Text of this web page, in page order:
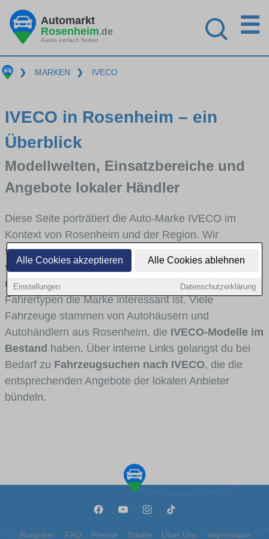
Alle Cookies akzeptieren Alle Cookies ablehnen
Einstellungen Datenschutzerklärung
Automarkt
Rosenheim.de
Autos einfach finden
☰
❯ MARKEN ❯ IVECO
IVECO in Rosenheim – ein
Überblick
Modellwelten, Einsatzbereiche und
Angebote lokaler Händler
Diese Seite porträtiert die Auto-Marke IVECO im
Kontext von Rosenheim und der Region. Wir
skizzieren, in welchen Fahrzeugklassen IVECO stark
vertreten ist, welche Modellreihen häufig im Stadt-
und Umlandverkehr zu sehen sind und für welche
Fahrertypen die Marke interessant ist. Viele
Fahrzeuge stammen von Autohäusern und
Autohändlern aus Rosenheim, die IVECO-Modelle im
Bestand haben. Über interne Links gelangst du bei
Bedarf zu Fahrzeugsuchen nach IVECO, die die
entsprechenden Angebote der lokalen Anbieter
bündeln.
Ratgeber FAQ Presse Städte Über Uns Impressum